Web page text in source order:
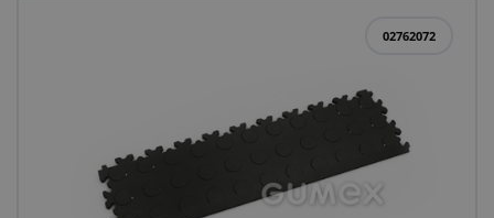
Další pryžové a plastové výrobky
Centrum poptávek
02762072